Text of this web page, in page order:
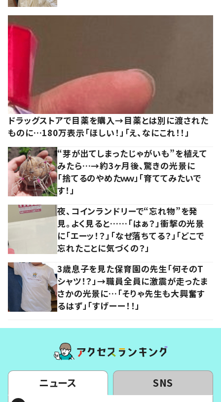
ドラッグストアで目薬を購入→目薬とは別に渡された
ものに…180万表示「ほしい！」「え、なにこれ！！」
“芽が出てしまったじゃがいも”を植えて
みたら…→約3ヶ月後、驚きの光景に
「捨てるのやめたｗｗ」「育ててみたいで
す！」
夜、コインランドリーで“忘れ物”を発
見。よく見ると……「はぁ？」衝撃の光景
に「エーッ！？」「なぜ落ちてる？」「どこで
忘れたことに気づくの？」
3歳息子を見た保育園の先生「何そのT
シャツ！？」→職員全員に激震が走ったま
さかの光景に…「そりゃ先生も大興奮す
るはず」「すげーー！！」
ニュース SNS